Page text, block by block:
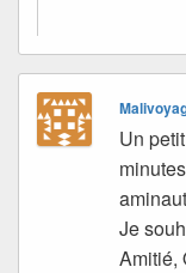
Un
Je
Amitié,